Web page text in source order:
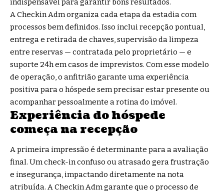
indispensável para garantir bons resultados.
A Checkin Adm organiza cada etapa da estadia com
processos bem definidos. Isso inclui recepção pontual,
entrega e retirada de chaves, supervisão da limpeza
entre reservas — contratada pelo proprietário — e
suporte 24h em casos de imprevistos. Com esse modelo
de operação, o anfitrião garante uma experiência
positiva para o hóspede sem precisar estar presente ou
acompanhar pessoalmente a rotina do imóvel.
Experiência do hóspede
começa na recepção
A primeira impressão é determinante para a avaliação
final. Um check-in confuso ou atrasado gera frustração
e insegurança, impactando diretamente na nota
atribuída. A Checkin Adm garante que o processo de